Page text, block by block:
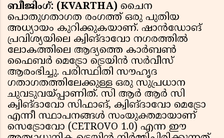
ബീജിംഗ്: (KVARTHA) ചൈന
പൊതുഗതാഗത രംഗത്ത് ഒരു പുതിയ
അധ്യായം കുറിക്കുകയാണ്. ഷാൻഡോങ്
പ്രവിശ്യയിലെ ക്വിങ്‌ദാവോ നഗരത്തിൽ
ലോകത്തിലെ ആദ്യത്തെ കാർബൺ
ഫൈബർ മെട്രോ ട്രെയിൻ സർവീസ്
ആരംഭിച്ചു. പരിസ്ഥിതി സൗഹൃദ
ഗതാഗതത്തിലേക്കുള്ള ഒരു സുപ്രധാന
ചുവടുവയ്പ്പാണിത്. സി ആർ ആർ സി
ക്വിങ്‌ദാവോ സിഫാങ്, ക്വിങ്‌ദാവോ മെട്രോ
എന്നീ സ്ഥാപനങ്ങൾ സംയുക്തമായാണ്
സെട്രോവോ (CETROVO 1.0) എന്ന ഈ